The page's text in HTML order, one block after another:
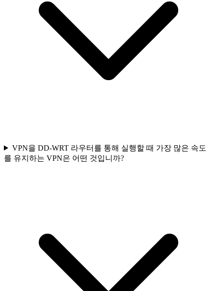
VPN을 DD-WRT 라우터를 통해 실행할 때 가장 많은 속도
를 유지하는 VPN은 어떤 것입니까?